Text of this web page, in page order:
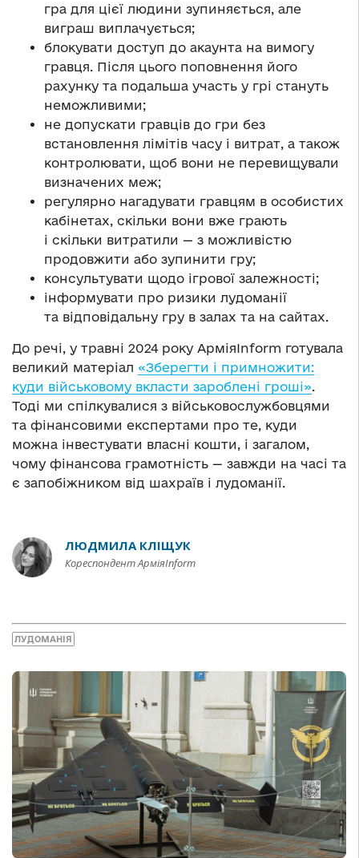
гра для цієї людини зупиняється, але
виграш виплачується;
блокувати доступ до акаунта на вимогу
гравця. Після цього поповнення його
рахунку та подальша участь у грі стануть
неможливими;
не допускати гравців до гри без
встановлення лімітів часу і витрат, а також
контролювати, щоб вони не перевищували
визначених меж;
регулярно нагадувати гравцям в особистих
кабінетах, скільки вони вже грають
і скільки витратили — з можливістю
продовжити або зупинити гру;
консультувати щодо ігрової залежності;
інформувати про ризики лудоманії
та відповідальну гру в залах та на сайтах.
До речі, у травні 2024 року АрміяInform готувала
великий матеріал «Зберегти і примножити:
куди військовому вкласти зароблені гроші».
Тоді ми спілкувалися з військовослужбовцями
та фінансовими експертами про те, куди
можна інвестувати власні кошти, і загалом,
чому фінансова грамотність — завжди на часі та
є запобіжником від шахраїв і лудоманії.
ЛЮДМИЛА КЛІЩУК
Кореспондент АрміяInform
ЛУДОМАНІЯ